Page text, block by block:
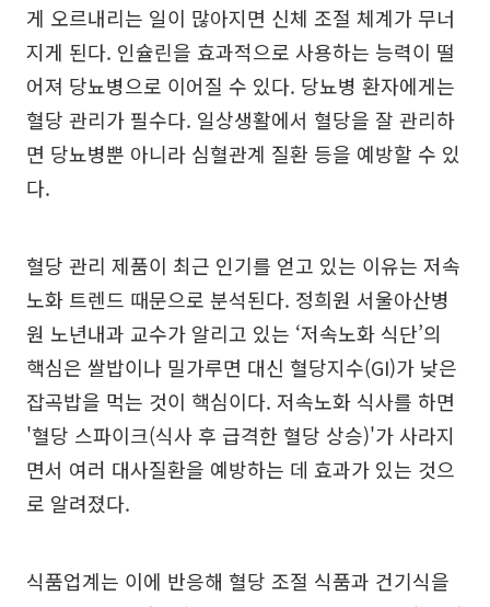
게 오르내리는 일이 많아지면 신체 조절 체계가 무너
지게 된다. 인슐린을 효과적으로 사용하는 능력이 떨
어져 당뇨병으로 이어질 수 있다. 당뇨병 환자에게는
혈당 관리가 필수다. 일상생활에서 혈당을 잘 관리하
면 당뇨병뿐 아니라 심혈관계 질환 등을 예방할 수 있
다.
혈당 관리 제품이 최근 인기를 얻고 있는 이유는 저속
노화 트렌드 때문으로 분석된다. 정희원 서울아산병
원 노년내과 교수가 알리고 있는 ‘저속노화 식단’의
핵심은 쌀밥이나 밀가루면 대신 혈당지수(GI)가 낮은
잡곡밥을 먹는 것이 핵심이다. 저속노화 식사를 하면
'혈당 스파이크(식사 후 급격한 혈당 상승)'가 사라지
면서 여러 대사질환을 예방하는 데 효과가 있는 것으
로 알려졌다.
식품업계는 이에 반응해 혈당 조절 식품과 건기식을